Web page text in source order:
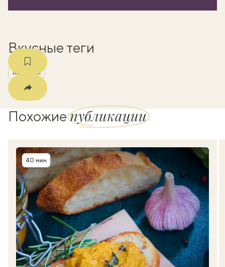
Вкусные теги
лайфхаки
Похожиепубликации
Время приготовления
40 мин